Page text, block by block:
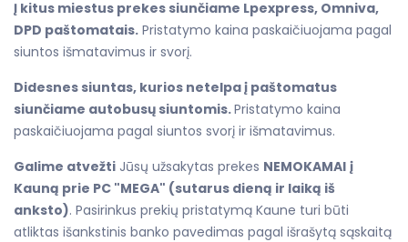
Į kitus miestus prekes siunčiame Lpexpress, Omniva,
DPD paštomatais. Pristatymo kaina paskaičiuojama pagal
siuntos išmatavimus ir svorį.
Didesnes siuntas, kurios netelpa į paštomatus
siunčiame autobusų siuntomis.Pristatymo kaina
paskaičiuojama pagal siuntos svorį ir išmatavimus.
Galime atvežti Jūsų užsakytas prekes NEMOKAMAI į
Kauną prie PC "MEGA" (sutarus dieną ir laiką iš
anksto). Pasirinkus prekių pristatymą Kaune turi būti
atliktas išankstinis banko pavedimas pagal išrašytą sąskaitą